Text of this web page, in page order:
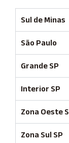
Sul de Minas
São Paulo
Grande SP
Interior SP
Zona Oeste
Zona Sul SP